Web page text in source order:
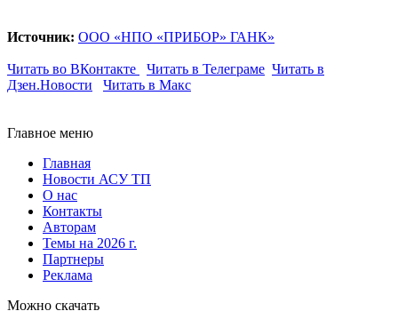
Источник: ООО «НПО «ПРИБОР» ГАНК»
Читать во ВКонтакте Читать в Телеграме Читать в
Дзен.Новости
Читать в Макс
Главное меню
Главная
Новости АСУ ТП
О нас
Контакты
Авторам
Темы на 2026 г.
Партнеры
Реклама
Можно скачать